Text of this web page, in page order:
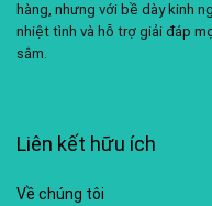
hàng, nhưng với bề dày kinh
nhiệt tình và hỗ trợ giải đáp
sắm.
Liên kết hữu ích
Về chúng tôi